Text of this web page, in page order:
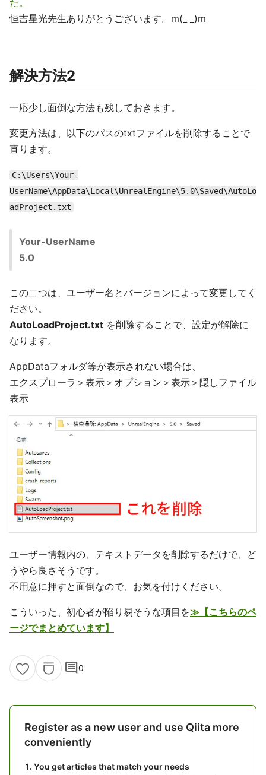
た。
恒吉星光先生ありがとうございます。m(_ _)m
解決方法2
一応少し面倒な方法も残しておきます。
変更方法は、以下のパスのtxtファイルを削除することで
直ります。
C:\Users\Your-
UserName\AppData\Local\UnrealEngine\5.0\Saved\AutoLo
adProject.txt
Your-UserName
5.0
この二つは、ユーザー名とバージョンによって変更してく
ださい。
AutoLoadProject.txt を削除することで、設定が解除に
なります。
AppDataフォルダ等が表示されない場合は、
エクスプローラ＞表示＞オプション＞表示＞隠しファイル
表示
ユーザー情報内の、テキストデータを削除するだけで、ど
うやら良さそうです。
不用意に押すと面倒なので、お気を付けください。
こういった、初心者が陥り易そうな項目を≫【こちらのペ
ージでまとめています】
comment0
Register as a new user and use Qiita more
conveniently
You get articles that match your needs